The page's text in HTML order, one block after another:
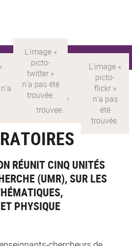
Version française
>
Les laboratoires
RÉUNIT CINQ UNITÉS
(UMR), SUR LES
PHYSIQUE